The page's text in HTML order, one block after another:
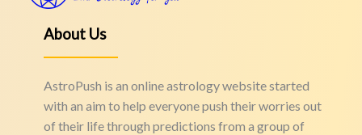
About Us
AstroPush is an online astrology website started
with an aim to help everyone push their worries out
of their life through predictions from a group of